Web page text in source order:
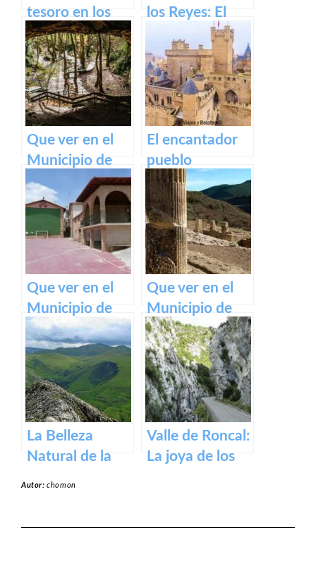
tesoro en los
Pirineos
los Reyes: El
Castillo de Olite
Que ver en el
Municipio de
Zugarramurdi
en Navarra
El encantador
pueblo
medieval de
Olite y su
impresionante
Castillo Palacio
Real.
Que ver en el
Municipio de
Armañanzas en
Navarra
Que ver en el
Municipio de
Eslava
(Navarra) en
Navarra
La Belleza
Natural de la
Valle de Roncal:
La joya de los
Autor:chomon